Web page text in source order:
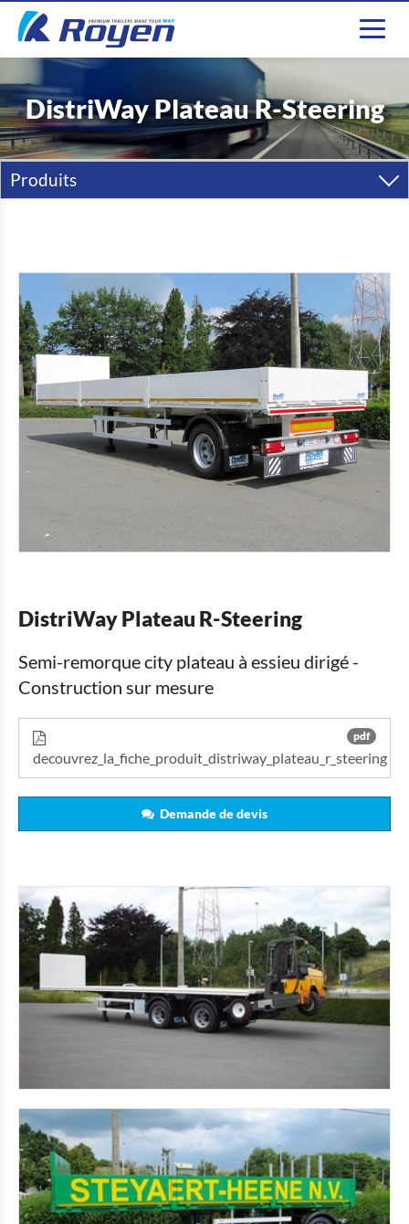
DistriWay Plateau R-Steering
Produits
Carrosseries
DistriWay Plateau R-Steering
Semi-remorque city plateau à essieu dirigé -
Construction sur mesure
pdf
decouvrez_la_fiche_produit_distriway_plateau_r_steering
Demande de devis